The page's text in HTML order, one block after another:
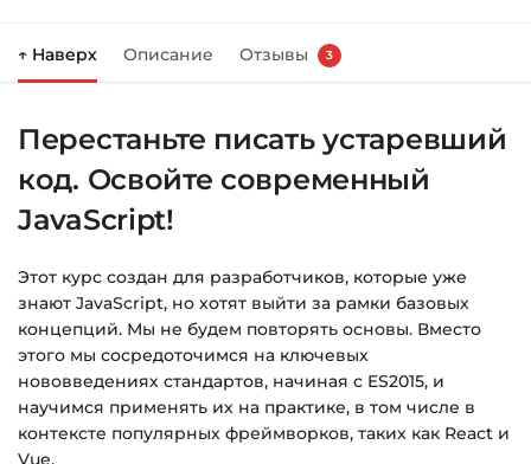
Справа появится корзина — нажмите
Заполните все поля (почта и пароль).
Оплатите удобным способом (более 8
способов оплаты).
благодарности с кнопкой«Перейти к
загрузкам». Нажмите её — и откроется
страница с курсами.
Дополнительно ссылка на курс придёт вам
на email.
↑ Наверх Описание Отзывы 3
Перестаньте писать устаревший
код. Освойте современный
JavaScript!
Этот курс создан для разработчиков, которые уже
знают JavaScript, но хотят выйти за рамки базовых
концепций. Мы не будем повторять основы. Вместо
этого мы сосредоточимся на ключевых
нововведениях стандартов, начиная с ES2015, и
научимся применять их на практике, в том числе в
контексте популярных фреймворков, таких как React и
Vue.